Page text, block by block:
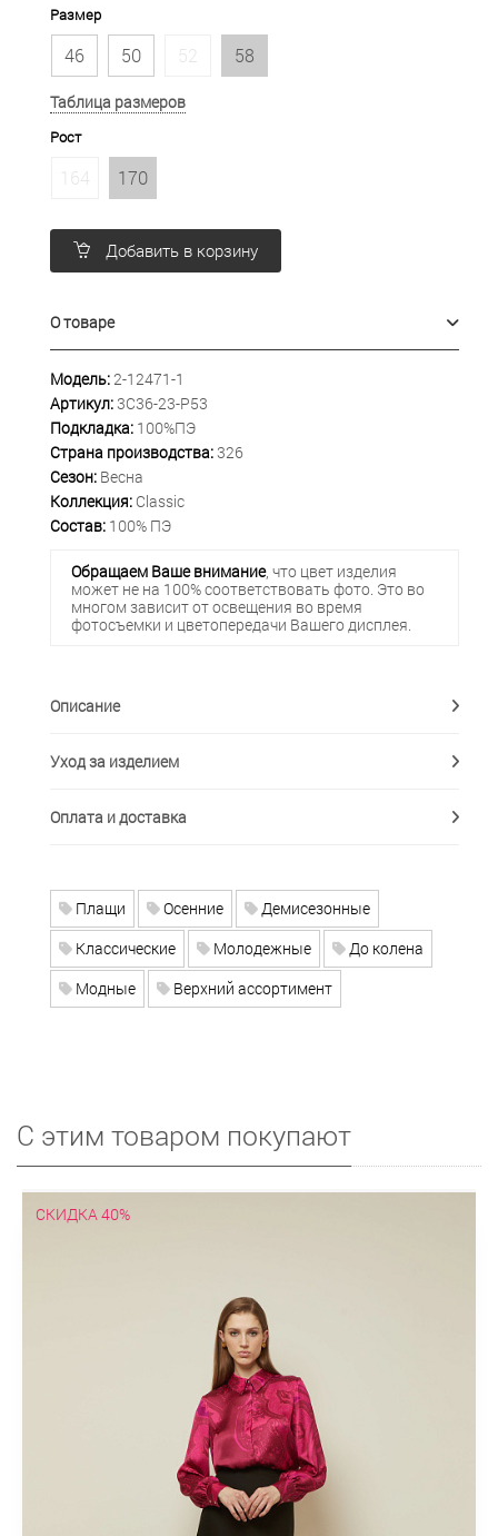
Размер
46 50 52 58
Таблица размеров
Рост
164 170
Добавить в корзину
О товаре
Модель:2-12471-1
Артикул:3С36-23-Р53
Подкладка: 100%ПЭ
Страна производства:326
Сезон: Весна
Коллекция: Classic
Состав: 100% ПЭ
Обращаем Ваше внимание, что цвет изделия
может не на 100% соответствовать фото. Это во
многом зависит от освещения во время
фотосъемки и цветопередачи Вашего дисплея.
Описание
Уход за изделием
Оплата и доставка
Плащи Осенние
Демисезонные
Классические
Молодежные
До колена
Модные
Верхний ассортимент
С этим товаром покупают
СКИДКА 40%